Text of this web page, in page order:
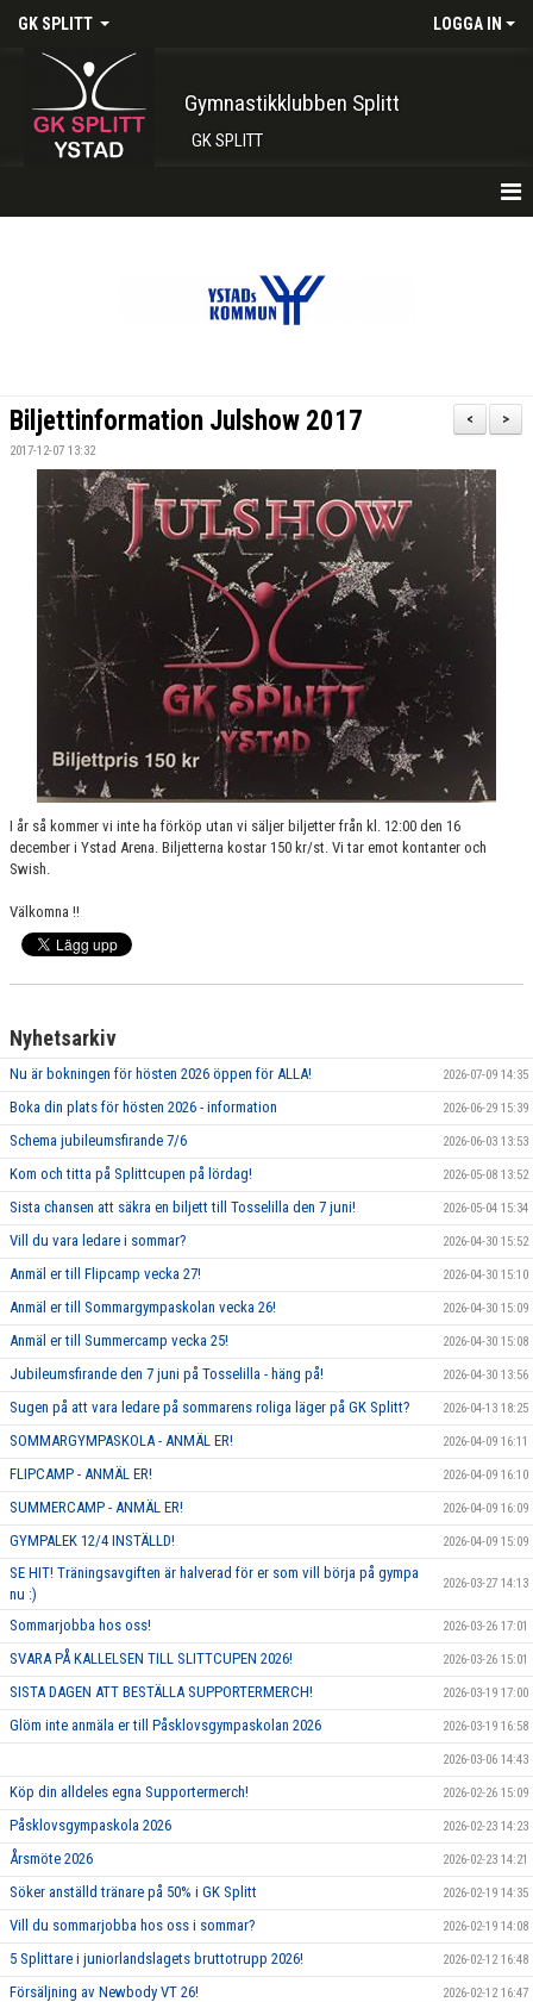
GK SPLITT LOGGA IN
Gymnastikklubben Splitt
GK SPLITT
INTRESSEANMÄLAN
GRUPPER OCH TIDER
STÖDMEDLEM
SPONSRING
FRÅGOR & SVAR
FUNKTIONÄRER
FRITIDSKORTET
>
<
Biljettinformation Julshow 2017
2017-12-07 13:32
I år så kommer vi inte ha förköp utan vi säljer biljetter från kl. 12:00 den 16
december i Ystad Arena. Biljetterna kostar 150 kr/st. Vi tar emot kontanter och
Swish.
Välkomna !!
Nyhetsarkiv
Nu är bokningen för hösten 2026 öppen för ALLA! 2026-07-09 14:35
Boka din plats för hösten 2026 - information 2026-06-29 15:39
Schema jubileumsfirande 7/6 2026-06-03 13:53
Kom och titta på Splittcupen på lördag! 2026-05-08 13:52
Sista chansen att säkra en biljett till Tosselilla den 7 juni! 2026-05-04 15:34
Vill du vara ledare i sommar? 2026-04-30 15:52
Anmäl er till Flipcamp vecka 27! 2026-04-30 15:10
Anmäl er till Sommargympaskolan vecka 26! 2026-04-30 15:09
Anmäl er till Summercamp vecka 25! 2026-04-30 15:08
Jubileumsfirande den 7 juni på Tosselilla - häng på! 2026-04-30 13:56
Sugen på att vara ledare på sommarens roliga läger på GK Splitt? 2026-04-13 18:25
SOMMARGYMPASKOLA - ANMÄL ER! 2026-04-09 16:11
FLIPCAMP - ANMÄL ER! 2026-04-09 16:10
SUMMERCAMP - ANMÄL ER! 2026-04-09 16:09
GYMPALEK 12/4 INSTÄLLD! 2026-04-09 15:09
SE HIT! Träningsavgiften är halverad för er som vill börja på gympa
nu :)
2026-03-27 14:13
Sommarjobba hos oss! 2026-03-26 17:01
SVARA PÅ KALLELSEN TILL SLITTCUPEN 2026! 2026-03-26 15:01
SISTA DAGEN ATT BESTÄLLA SUPPORTERMERCH! 2026-03-19 17:00
Glöm inte anmäla er till Påsklovsgympaskolan 2026 2026-03-19 16:58
2026-03-06 14:43
Köp din alldeles egna Supportermerch! 2026-02-26 15:09
Påsklovsgympaskola 2026 2026-02-23 14:23
Årsmöte 2026 2026-02-23 14:21
Söker anställd tränare på 50% i GK Splitt 2026-02-19 14:35
Vill du sommarjobba hos oss i sommar? 2026-02-19 14:08
5 Splittare i juniorlandslagets bruttotrupp 2026! 2026-02-12 16:48
Försäljning av Newbody VT 26! 2026-02-12 16:47